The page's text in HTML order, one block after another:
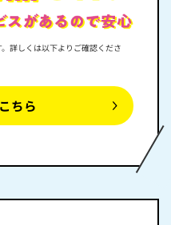
詳しくは以下よりご確認くださ
ちら